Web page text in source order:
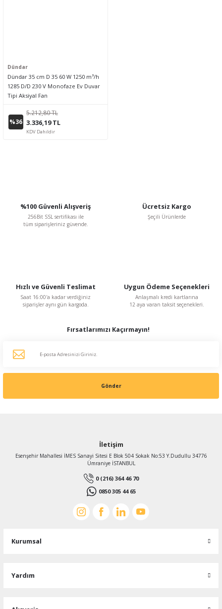
Dündar
Dündar 35 cm D 35 60 W 1250 m³/h
1285 D/D 230 V Monofaze Ev Duvar
Tipi Aksiyal Fan
%36
5.212,80 TL
3.336,19 TL
KDV Dahildir
%100 Güvenli Alışveriş
256Bit SSL sertifikası ile
tüm siparişleriniz güvende.
Ücretsiz Kargo
Şeçili Ürünlerde
Hızlı ve Güvenli Teslimat
Saat 16:00'a kadar verdiğiniz
siparişler aynı gün kargoda.
Uygun Ödeme Seçenekleri
Anlaşmalı kredi kartlarına
12 aya varan taksit seçenekleri.
Fırsatlarımızı Kaçırmayın!
Gönder
İletişim
Esenşehir Mahallesi İMES Sanayi Sitesi E Blok 504 Sokak No:53 Y.Dudullu 34776
Ümraniye İSTANBUL
0 (216) 364 46 70
0850 305 44 65
Kurumsal
Yardım